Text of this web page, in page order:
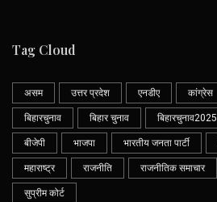
Tag Cloud
असम उत्तर प्रदेश एनडीए कांग्रेस
बिहारचुनाव बिहार चुनाव बिहारचुनाव2025
बीजेपी भाजपा भारतीय जनता पार्टी
महाराष्ट्र राजनीति राजनीतिक समाचार
सुप्रीम कोर्ट